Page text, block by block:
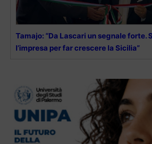
Tamajo: “Da Lascari un segnale forte.
l’impresa per far crescere la Sicilia”